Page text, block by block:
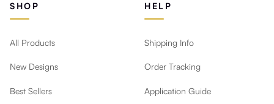
SHOP
All Products
New Designs
Best Sellers
HELP
Shipping Info
Order Tracking
Application Guide